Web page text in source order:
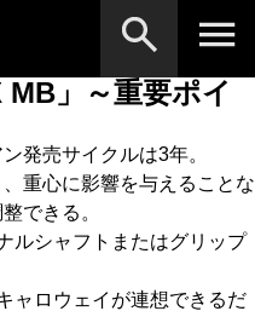
」～重要ポイ
発売サイクルは3年。
重心に影響を与えることな
できる。
ルシャフトまたはグリップ
ャロウェイが連想できるだ
ック
事柄を入
検索